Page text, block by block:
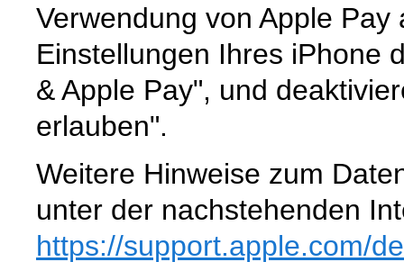
Verwendung von Apple
Einstellungen Ihres iPhone
& Apple Pay", und
erlauben".
Weitere Hinweise zum
unter der nachstehenden
https://support.apple.com/